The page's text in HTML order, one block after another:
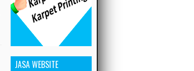
JASA WEBSITE